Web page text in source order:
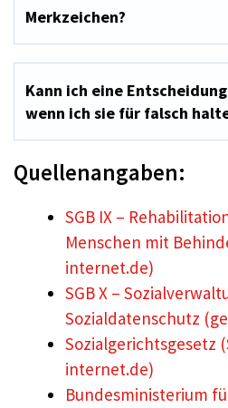
Merkzeichen?
Kann ich eine
wenn ich sie für falsch
Quellenangaben:
SGB IX –
Menschen mit
internet.de)
SGB X –
Sozialdatenschutz
Sozialgerichtsgesetz
internet.de)
Bundesministerium